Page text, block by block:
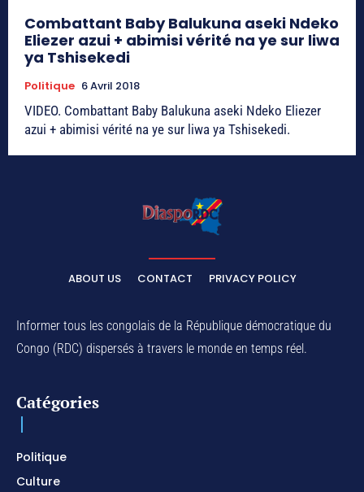
Combattant Baby Balukuna aseki Ndeko
Eliezer azui + abimisi vérité na ye sur liwa
ya Tshisekedi
Politique 6 Avril 2018
VIDEO. Combattant Baby Balukuna aseki Ndeko Eliezer
azui + abimisi vérité na ye sur liwa ya Tshisekedi.
ABOUT US CONTACT PRIVACY POLICY
Informer tous les congolais de la République démocratique du
Congo (RDC) dispersés à travers le monde en temps réel.
Catégories
Politique
Culture